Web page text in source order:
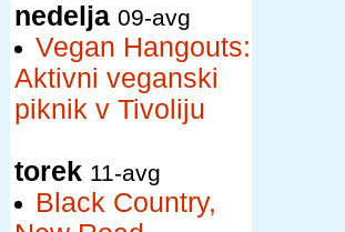
nedelja 09-avg
Vegan Hangouts:
Aktivni veganski
piknik v Tivoliju
torek 11-avg
Black Country,